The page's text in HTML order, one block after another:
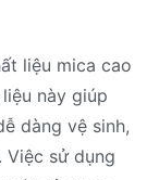
liệu mica cao
này giúp
dàng vệ sinh,
Việc sử dụng